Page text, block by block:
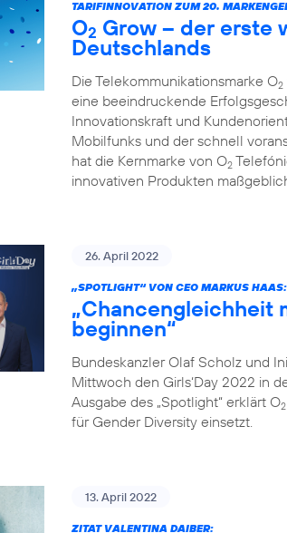
TARIFINNOVATION ZUM 20.
O2 Grow – der erste
Deutschlands
Die Telekommunikationsmarke O2
eine beeindruckende
Innovationskraft und
Mobilfunks und der schnell
hat die Kernmarke von O2
innovativen Produkten
26. April 2022
„SPOTLIGHT“ VON CEO MARKUS HAAS:
„Chancengleichheit
beginnen“
Bundeskanzler Olaf Scholz und
Mittwoch den Girls‘Day 2022 in
Ausgabe des „Spotlight“ erklärt O2
für Gender Diversity einsetzt.
13. April 2022
ZITAT VALENTINA DAIBER: